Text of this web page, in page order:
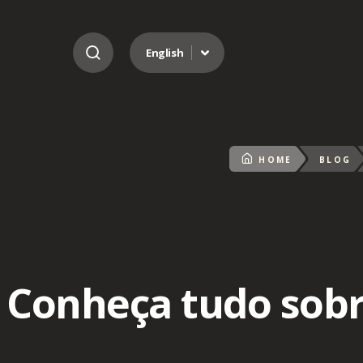
Go to content
English
HOME BLOG
Conheça tudo